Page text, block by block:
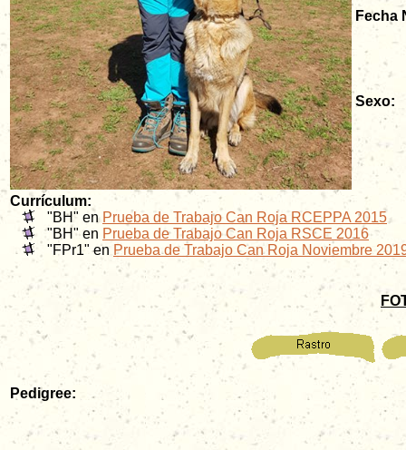
Fecha
Sexo:
Currículum:
"BH" en Prueba de Trabajo Can Roja RCEPPA 2015
"BH" en Prueba de Trabajo Can Roja RSCE 2016
"FPr1" en Prueba de Trabajo Can Roja Noviembre
Pedigree: